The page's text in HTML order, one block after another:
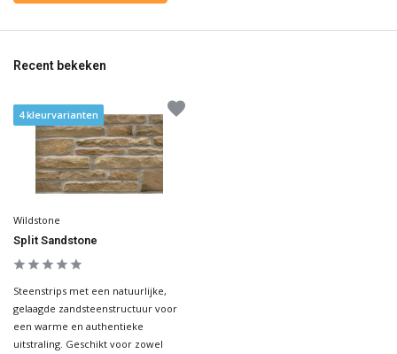
Recent bekeken
4 kleurvarianten
Wildstone
Split Sandstone
Steenstrips met een natuurlijke,
gelaagde zandsteenstructuur voor
een warme en authentieke
uitstraling. Geschikt voor zowel